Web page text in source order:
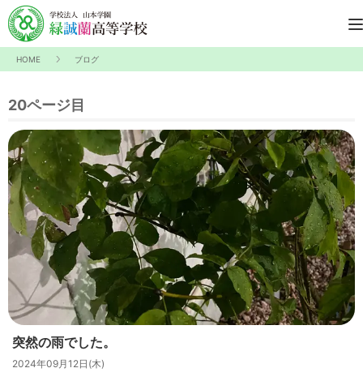
HOME ブログ
20ページ目
突然の雨でした。
2024年09月12日(木)